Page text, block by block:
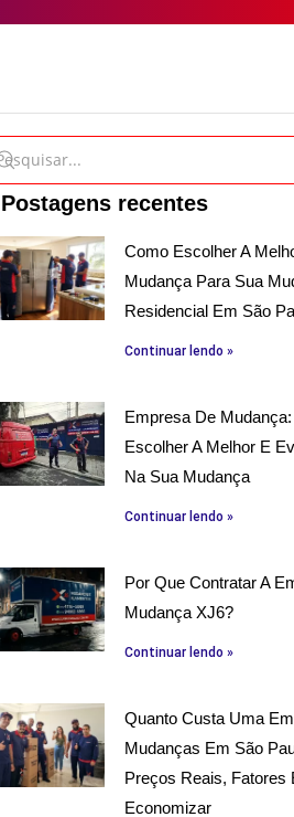
Postagens recentes
Como Escolher A
Mudança Para Sua
Residencial Em São
Continuar lendo »
Empresa De
Escolher A Melhor E
Na Sua Mudança
Continuar lendo »
Por Que Contratar A
Mudança XJ6?
Continuar lendo »
Quanto Custa Uma
Mudanças Em São
Preços Reais, Fatores
Economizar